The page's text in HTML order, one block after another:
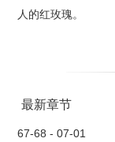
人的红玫瑰。
最新章节
67-68 - 07-01